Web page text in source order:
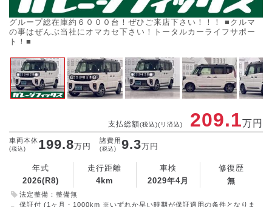
グループ総在庫約６０００台！ぜひご来店下さい！！！ ■クルマ
の事はぜんぶ当社にオマカセ下さい！トータルカーライフサポー
ト！■
支払総額(税込)(リ済込) 209.1万円
車両本体
(税込) 199.8万円
諸費用
(税込) 9.3万円
法定整備：整備無
保証付 (1ヶ月・1000km ※いずれか早い時期が保証適用の条件となりま
年式
2026(R8)
走行距離
4km
車検
2029年4月
修復歴
無